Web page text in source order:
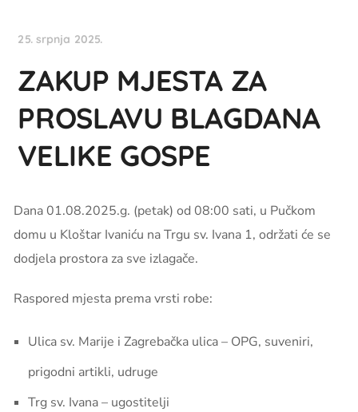
25. srpnja 2025.
ZAKUP MJESTA ZA
PROSLAVU BLAGDANA
VELIKE GOSPE
Dana 01.08.2025.g. (petak) od 08:00 sati, u Pučkom
domu u Kloštar Ivaniću na Trgu sv. Ivana 1, održati će se
dodjela prostora za sve izlagače.
Raspored mjesta prema vrsti robe:
Ulica sv. Marije i Zagrebačka ulica – OPG, suveniri,
prigodni artikli, udruge
Trg sv. Ivana – ugostitelji